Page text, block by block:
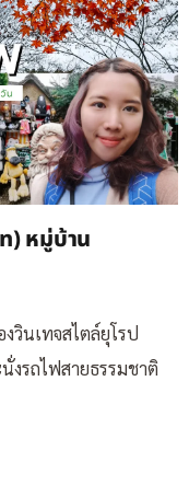
หมู่บ้าน
วินเทจสไตล์ยุโรป
งรถไฟสายธรรมชาติ